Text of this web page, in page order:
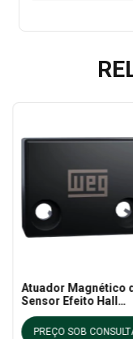
Atuador Magnético
Sensor Efeito Hall
ASSH5-30RP - WEG
PREÇO SOB